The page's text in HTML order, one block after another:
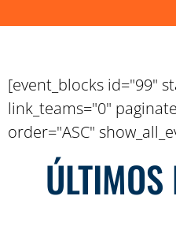
[event_blocks id="99"
link_teams="0"
order="ASC"
ÚLTIMOS